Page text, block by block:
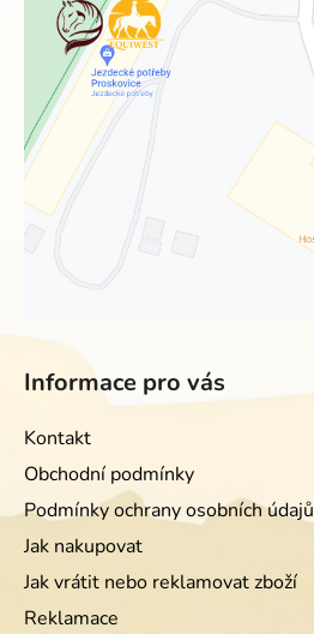
Informace pro vás
Kontakt
Obchodní podmínky
Podmínky ochrany osobních údajů
Jak nakupovat
Jak vrátit nebo reklamovat zboží
Reklamace